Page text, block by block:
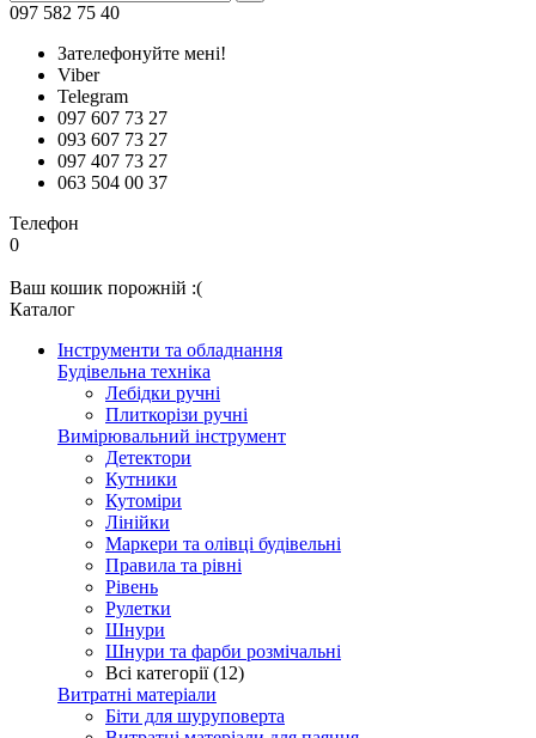
097 582 75 40
Зателефонуйте мені!
Viber
Telegram
097 607 73 27
093 607 73 27
097 407 73 27
063 504 00 37
Телефон
0
Ваш кошик порожній :(
Каталог
Інструменти та обладнання
Будівельна техніка
Лебідки ручні
Плиткорізи ручні
Вимірювальний інструмент
Детектори
Кутники
Кутоміри
Лінійки
Маркери та олівці будівельні
Правила та рівні
Рівень
Рулетки
Шнури
Шнури та фарби розмічальні
Всі категорії (12)
Витратні матеріали
Біти для шуруповерта